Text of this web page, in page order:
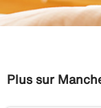
Plus sur